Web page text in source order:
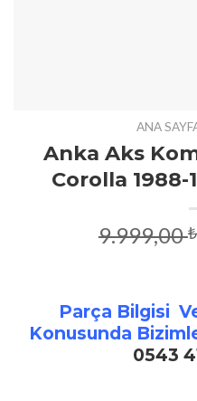
ANA
Anka Aks
Corolla 1988-
9.999,00₺
Parça Bilgisi
Konusunda
0543